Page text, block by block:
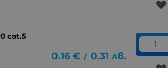
cat.5
0.16 € / 0.31 лв.